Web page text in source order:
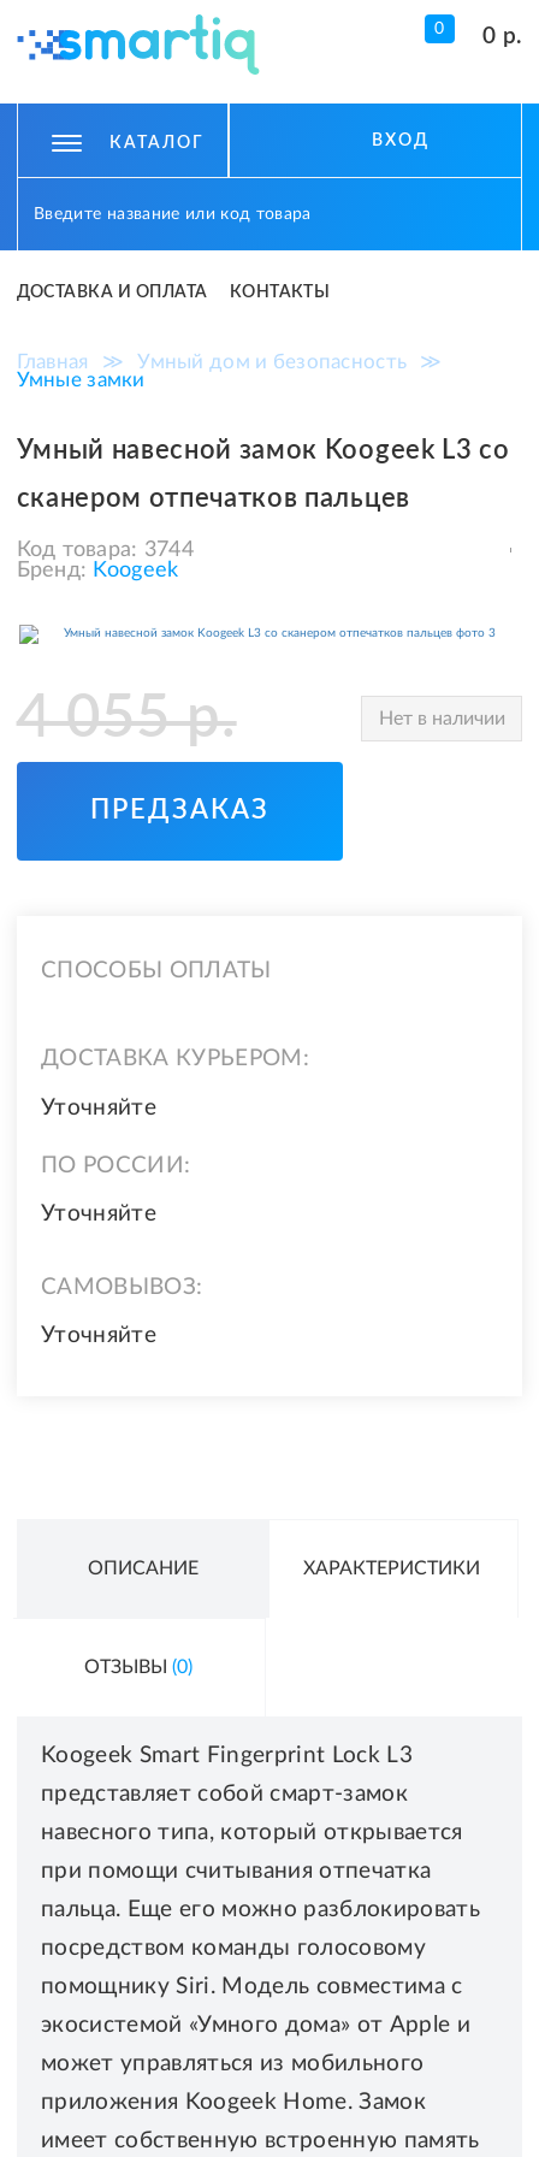
0 0 р.
КАТАЛОГ ВХОД
ДОСТАВКА И ОПЛАТА КОНТАКТЫ
Главная ≫ Умный дом и безопасность
≫
Умные замки
Умный навесной замок Koogeek L3 со
сканером отпечатков пальцев
Код товара: 3744
Бренд: Koogeek
4 055р. Нет в наличии
ПРЕДЗАКАЗ
СПОСОБЫ ОПЛАТЫ
ДОСТАВКА КУРЬЕРОМ:
Уточняйте
ПО РОССИИ:
Уточняйте
САМОВЫВОЗ:
Уточняйте
ОПИСАНИЕ ХАРАКТЕРИСТИКИ
ОТЗЫВЫ (0)
Koogeek Smart Fingerprint Lock L3
представляет собой смарт-замок
навесного типа, который открывается
при помощи считывания отпечатка
пальца. Еще его можно разблокировать
посредством команды голосовому
помощнику Siri. Модель совместима с
экосистемой «Умного дома» от Apple и
может управляться из мобильного
приложения Koogeek Home. Замок
имеет собственную встроенную память